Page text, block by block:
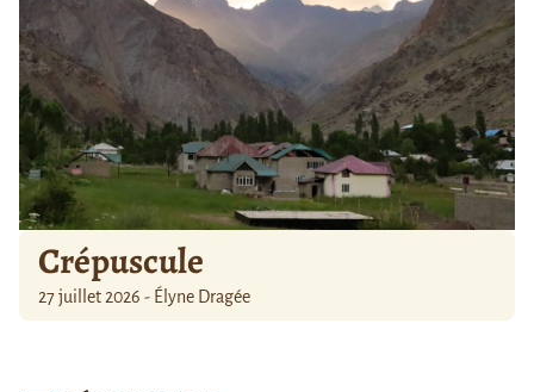
Crépuscule
27 juillet 2026 - Élyne Dragée